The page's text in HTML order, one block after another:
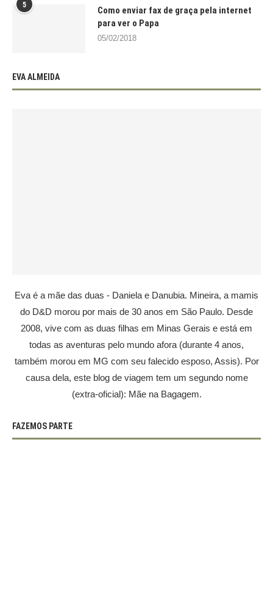
5
Como enviar fax de graça pela internet
para ver o Papa
05/02/2018
EVA ALMEIDA
Eva é a mãe das duas - Daniela e Danubia. Mineira, a mamis
do D&D morou por mais de 30 anos em São Paulo. Desde
2008, vive com as duas filhas em Minas Gerais e está em
todas as aventuras pelo mundo afora (durante 4 anos,
também morou em MG com seu falecido esposo, Assis). Por
causa dela, este blog de viagem tem um segundo nome
(extra-oficial): Mãe na Bagagem.
FAZEMOS PARTE